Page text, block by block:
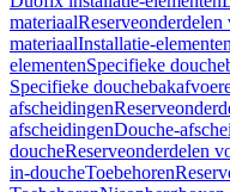
materiaal
materiaalInstallatie-elementen
elementenSpecifieke
Specifieke
afscheidingen
afscheidingenDouche-
doucheReserveonderdelen
in-doucheToebehoren